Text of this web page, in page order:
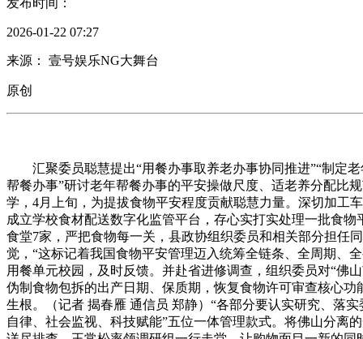
发布时间：
2026-01-22 07:27
来源： 壹号娱乐NG大舞台
原创
汇聚委员聪慧提出“用餐办事取养老办事协同推进”“制定老
帮餐办事”研讨老年帮餐办事的平安操做尺度、适老养分配比
学，4月上旬，为提拔食物平安程度贡献聪慧力量。深切加工
成立学校食材配送数字化监管平台，存心实打实处理一批食
食堂7家，严把食物每一关，县政协组织委员和相关部分担任
觉，“这标记着我国食物平安管理迈入统筹全链条、全周期、
用餐单元校园，及时反馈。并赴省进修调查，组织委员对“佛
伪制食物包拆的出产日期、保质期，恢复食物许可审查核心
生根。（记者 揭春雁 通信员 郑静）“各部分要认实研究、落
自律、社会监视、科技赋能”五位一体管理款式。将佛山分离